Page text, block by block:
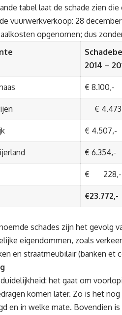
tabel laat de schade zien
vuurwerkverkoop: 28
opgenomen; dus
2014 –
€ 8.100,-
€
€ 4.507,-
€ 6.354,-
€ 228,-
€23.772,-
schades zijn het gevolg
eigendommen, zoals
en straatmeubilair (banken et
het gaat om
komen later. Zo is het
en in welke mate. Bovendien